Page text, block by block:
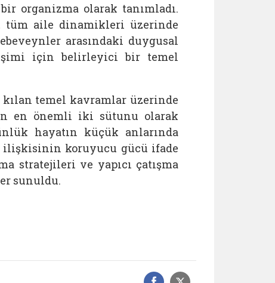
organizma olarak tanımladı.
aile dinamikleri üzerinde
arasındaki duygusal
için belirleyici bir temel
temel kavramlar üzerinde
en önemli iki sütunu olarak
hayatın küçük anlarında
ilişkisinin koruyucu gücü ifade
stratejileri ve yapıcı çatışma
sunuldu.